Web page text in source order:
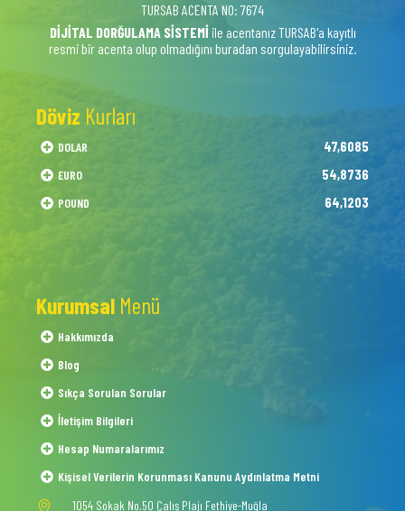
TURSAB ACENTA NO: 7674
DİJİTAL DORĞULAMA SİSTEMİ ile acentanız TURSAB'a kayıtlı
resmi bir acenta olup olmadığını buradan sorgulayabilirsiniz.
Döviz Kurları
DOLAR 47,6085
EURO 54,8736
POUND 64,1203
Kurumsal Menü
Hakkımızda
Blog
Sıkça Sorulan Sorular
İletişim Bilgileri
Hesap Numaralarımız
Kişisel Verilerin Korunması Kanunu Aydınlatma Metni
1054 Sokak No.50 Çalış Plajı Fethiye-Muğla